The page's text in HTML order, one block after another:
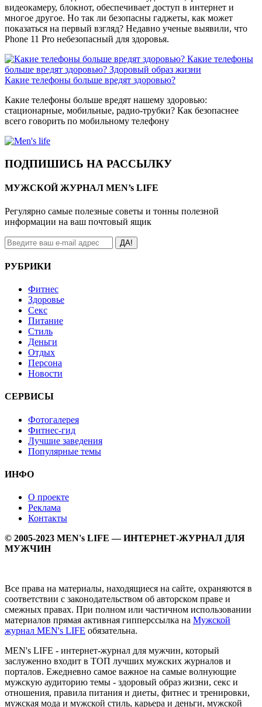
видеокамеру, блокнот, обеспечивает доступ в интернет и
многое другое. Но так ли безопасны гаджеты, как может
показаться на первый взгляд? Недавно ученые выявили, что
Phone 11 Pro небезопасный для здоровья.
Какие телефоны
больше вредят здоровью? Здоровый образ жизни
Какие телефоны больше вредят здоровью?
Какие телефоны больше вредят нашему здоровью:
стационарные, мобильные, радио-трубки? Как безопаснее
всего говорить по мобильному телефону
ПОДПИШИСЬ НА РАССЫЛКУ
МУЖСКОЙ ЖУРНАЛ MEN’s LIFE
Регулярно самые полезные советы и тонны полезной
информации на ваш почтовый ящик
ДА!
РУБРИКИ
Фитнес
Здоровье
Секс
Питание
Стиль
Деньги
Отдых
Персона
Новости
СЕРВИСЫ
Фотогалерея
Фитнес-гид
Лучшие заведения
Популярные темы
ИНФО
О проекте
Реклама
Контакты
© 2005-2023 MEN's LIFE — ИНТЕРНЕТ-ЖУРНАЛ ДЛЯ
МУЖЧИН
Все права на материалы, находящиеся на сайте, охраняются в
соответствии с законодательством об авторском праве и
смежных правах. При полном или частичном использовании
материалов прямая активная гипперссылка на Мужской
журнал MEN's LIFE обязательна.
MEN's LIFE - интернет-журнал для мужчин, который
заслуженно входит в ТОП лучших мужских журналов и
порталов. Ежедневно самое важное на самые волнующие
мужскую аудиторию темы - здоровый образ жизни, секс и
отношения, правила питания и диеты, фитнес и тренировки,
мужская мода и мужской стиль, карьера и деньги, мужской